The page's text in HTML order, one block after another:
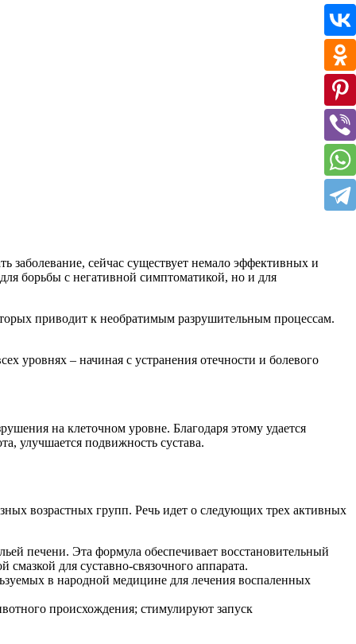
сейчас существует немало эффективных и
борьбы с негативной симптоматикой, но и для
приводит к необратимым разрушительным процессам.
уровнях – начиная с устранения отечности и болевого
на клеточном уровне. Благодаря этому удается
улучшается подвижность сустава.
возрастных групп. Речь идет о следующих трех активных
печени. Эта формула обеспечивает восстановительный
для суставно-связочного аппарата.
в народной медицине для лечения воспаленных
происхождения; стимулируют запуск